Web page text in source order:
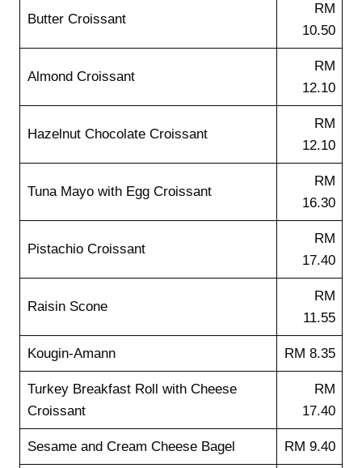
Butter Croissant
RM
10.50
Almond Croissant
RM
12.10
Hazelnut Chocolate Croissant
RM
12.10
Tuna Mayo with Egg Croissant
RM
16.30
Pistachio Croissant
RM
17.40
Raisin Scone
RM
11.55
Kougin-Amann RM 8.35
Turkey Breakfast Roll with Cheese
Croissant
RM
17.40
Sesame and Cream Cheese Bagel RM 9.40